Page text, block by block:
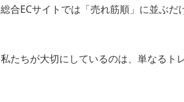
総合ECサイトでは「売れ筋順」に並ぶだ
私たちが大切にしているのは、単なるト